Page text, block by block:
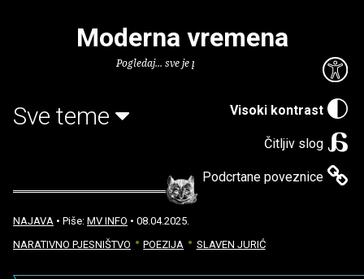
Visoki kontrast
Čitljiv slog
Podcrtane poveznice
Moderna vremena
Pogledaj... sve je puno knjiga.
Sve teme
NAJAVA • Piše: MV INFO • 08.04.2025.
NARATIVNO PJESNIŠTVO
POEZIJA SLAVEN JURIĆ